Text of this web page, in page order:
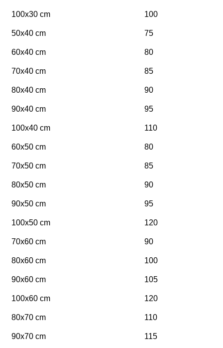
100x30 cm 100
50x40 cm 75
60x40 cm 80
70x40 cm 85
80x40 cm 90
90x40 cm 95
100x40 cm 110
60x50 cm 80
70x50 cm 85
80x50 cm 90
90x50 cm 95
100x50 cm 120
70x60 cm 90
80x60 cm 100
90x60 cm 105
100x60 cm 120
80x70 cm 110
90x70 cm 115